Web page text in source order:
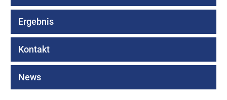
Ergebnis
Kontakt
News